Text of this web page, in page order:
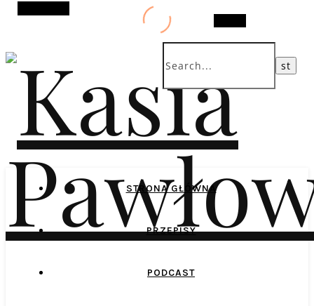
STRONA GŁÓWNA
PRZEPISY
PODCAST